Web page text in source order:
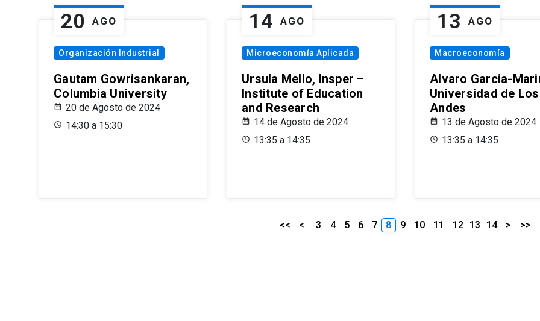
20 AGO
Organización Industrial
Gautam Gowrisankaran,
Columbia University
20 de Agosto de 2024
14:30 a 15:30
14 AGO
Microeconomía Aplicada
Ursula Mello, Insper –
Institute of Education
and Research
14 de Agosto de 2024
13:35 a 14:35
13 AGO
Macroeconomía
Alvaro Garcia-
Universidad de Los
Andes
13 de Agosto de 2024
13:35 a 14:35
<< < 3 4 5 6 7 8 9 10 11 12 13 14 > >>